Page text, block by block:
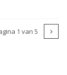
1 van 5